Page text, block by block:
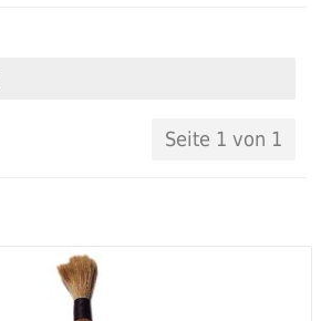
Seite 1 von 1